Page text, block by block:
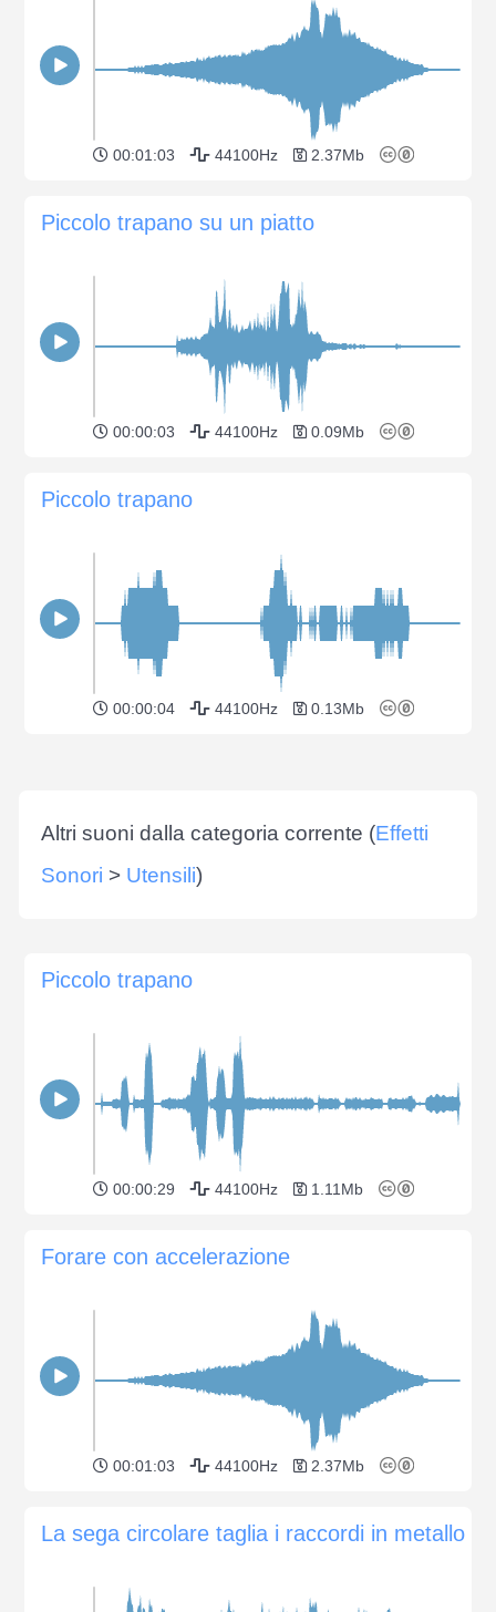
00:01:03 44100Hz 2.37Mb
Piccolo trapano su un piatto
00:00:03 44100Hz 0.09Mb
Piccolo trapano
00:00:04 44100Hz 0.13Mb
Altri suoni dalla categoria corrente (Effetti
Sonori > Utensili)
Piccolo trapano
00:00:29 44100Hz 1.11Mb
Forare con accelerazione
00:01:03 44100Hz 2.37Mb
La sega circolare taglia i raccordi in metallo